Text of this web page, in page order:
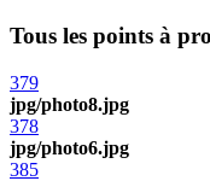
Tous les points à
379
jpg/photo8.jpg
378
jpg/photo6.jpg
385